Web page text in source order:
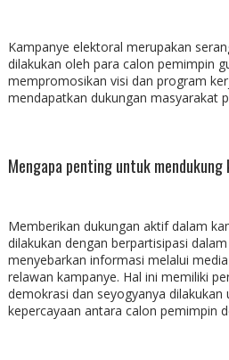
Kampanye elektoral merupakan
dilakukan oleh para calon pemimpin
mempromosikan visi dan program
mendapatkan dukungan masyarakat
Mengapa penting untuk
Memberikan dukungan aktif dalam
dilakukan dengan berpartisipasi
menyebarkan informasi melalui
relawan kampanye. Hal ini memiliki
demokrasi dan seyogyanya dilakukan
kepercayaan antara calon pemimpin